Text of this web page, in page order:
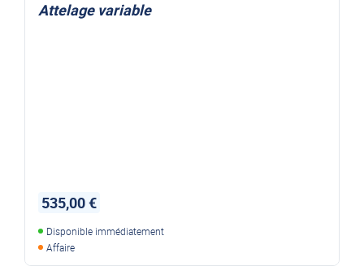
Attelage variable
535,00 €
Disponible immédiatement
Affaire